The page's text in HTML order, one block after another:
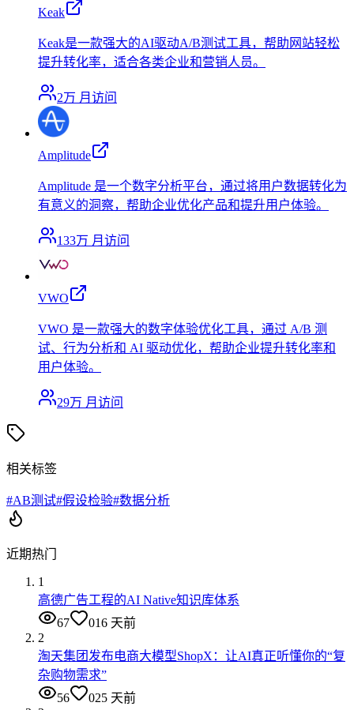
Keak
Keak是一款强大的AI驱动A/B测试工具，帮助网站轻松
提升转化率，适合各类企业和营销人员。
2万 月访问
Amplitude
Amplitude 是一个数字分析平台，通过将用户数据转化为
有意义的洞察，帮助企业优化产品和提升用户体验。
133万 月访问
VWO
VWO 是一款强大的数字体验优化工具，通过 A/B 测
试、行为分析和 AI 驱动优化，帮助企业提升转化率和
用户体验。
29万 月访问
相关标签
#AB测试#假设检验#数据分析
近期热门
1
高德广告工程的AI Native知识库体系
67
016 天前
2
淘天集团发布电商大模型ShopX：让AI真正听懂你的“复
杂购物需求”
56
025 天前